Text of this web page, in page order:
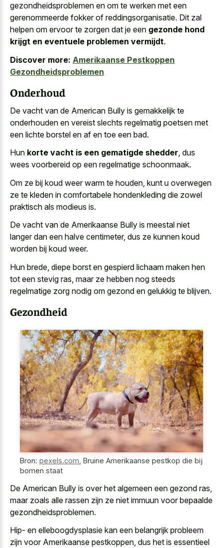
gezondheidsproblemen en om te werken met een
gerenommeerde fokker of reddingsorganisatie. Dit zal
helpen om ervoor te zorgen dat je een gezonde hond
krijgt en eventuele problemen vermijdt.
Discover more: Amerikaanse Pestkoppen
Gezondheidsproblemen
Onderhoud
De vacht van de American Bully is gemakkelijk te
onderhouden en vereist slechts regelmatig poetsen met
een lichte borstel en af en toe een bad.
Hun korte vacht is een gematigde shedder, dus
wees voorbereid op een regelmatige schoonmaak.
Om ze bij koud weer warm te houden, kunt u overwegen
ze te kleden in comfortabele hondenkleding die zowel
praktisch als modieus is.
De vacht van de Amerikaanse Bully is meestal niet
langer dan een halve centimeter, dus ze kunnen koud
worden bij koud weer.
Hun brede, diepe borst en gespierd lichaam maken hen
tot een stevig ras, maar ze hebben nog steeds
regelmatige zorg nodig om gezond en gelukkig te blijven.
Gezondheid
Bron: pexels.com Bruine Amerikaanse pestkop die bij
bomen staat
De American Bully is over het algemeen een gezond ras,
maar zoals alle rassen zijn ze niet immuun voor bepaalde
gezondheidsproblemen.
Hip- en elleboogdysplasie kan een belangrijk probleem
zijn voor Amerikaanse pestkoppen, dus het is essentieel